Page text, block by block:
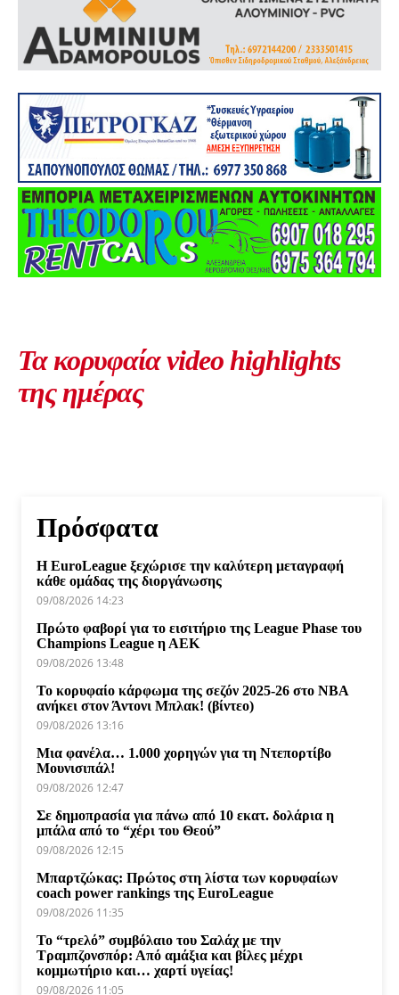
Τα κορυφαία video highlights
της ημέρας
Πρόσφατα
Η EuroLeague ξεχώρισε την καλύτερη μεταγραφή
κάθε ομάδας της διοργάνωσης
09/08/2026 14:23
Πρώτο φαβορί για το εισιτήριο της League Phase του
Champions League η ΑΕΚ
09/08/2026 13:48
Το κορυφαίο κάρφωμα της σεζόν 2025-26 στο NBA
ανήκει στον Άντονι Μπλακ! (βίντεο)
09/08/2026 13:16
Μια φανέλα… 1.000 χορηγών για τη Ντεπορτίβο
Μουνισιπάλ!
09/08/2026 12:47
Σε δημοπρασία για πάνω από 10 εκατ. δολάρια η
μπάλα από το “χέρι του Θεού”
09/08/2026 12:15
Μπαρτζώκας: Πρώτος στη λίστα των κορυφαίων
coach power rankings της EuroLeague
09/08/2026 11:35
Το “τρελό” συμβόλαιο του Σαλάχ με την
Τραμπζονσπόρ: Από αμάξια και βίλες μέχρι
κομμωτήριο και… χαρτί υγείας!
09/08/2026 11:05